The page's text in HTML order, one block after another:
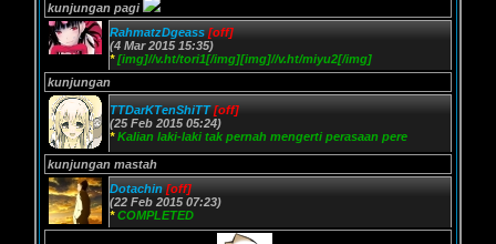
kunjungan pagi
RahmatzDgeass [off]
(4 Mar 2015 15:35)
* [img]//v.ht/tori1[/img][img]//v.ht/miyu2[/img]
kunjungan
TTDarKTenShiTT [off]
(25 Feb 2015 05:24)
* Kalian laki-laki tak pernah mengerti perasaan pere
kunjungan mastah
Dotachin [off]
(22 Feb 2015 07:23)
* COMPLETED